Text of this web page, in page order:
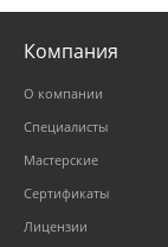
Компания
О компании
Специалисты
Мастерские
Сертификаты
Лицензии